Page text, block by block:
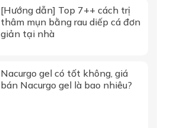
[Hướng dẫn] Top 7++ cách trị
thâm mụn bằng rau diếp cá đơn
giản tại nhà
Nacurgo gel có tốt không, giá
bán Nacurgo gel là bao nhiêu?